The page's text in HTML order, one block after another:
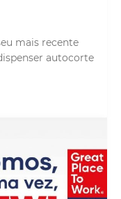
mais recente
autocorte